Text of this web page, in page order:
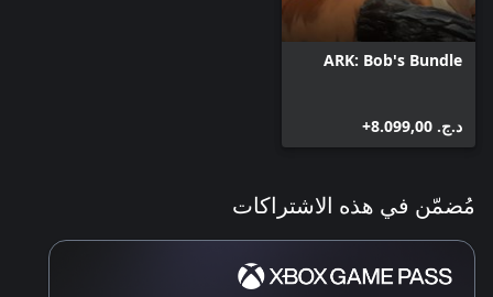
ARK: Bob's Bundle
د.ج.‏ 8.099,00+
مُضمّن في هذه الاشتراكات